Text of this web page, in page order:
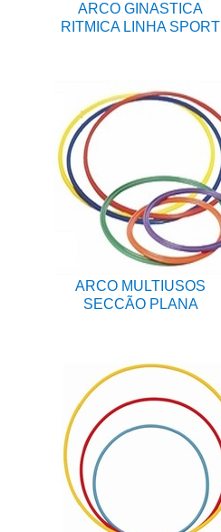
ARCO GINASTICA
RITMICA LINHA SPORT
ARCO MULTIUSOS
SECCÃO PLANA